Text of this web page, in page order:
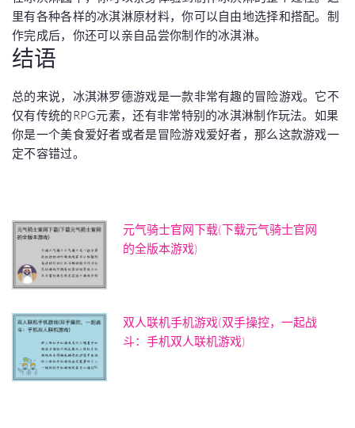
里有各种各样的冰淇淋原材料，你可以自由地选择和搭配。制
作完成后，你还可以亲自品尝你制作的冰淇淋。
结语
总的来说，冰淇淋罗德游戏是一款非常有趣的冒险游戏。它不
仅有传统的RPG元素，还有非常特别的冰淇淋制作玩法。如果
你是一个美食爱好者或者是冒险游戏爱好者，那么这款游戏一
定不容错过。
元气骑士官网下载(下载元气骑士官网
的全版本游戏)
双人联机手机游戏(双手操控，一起战
斗：手机双人联机游戏)